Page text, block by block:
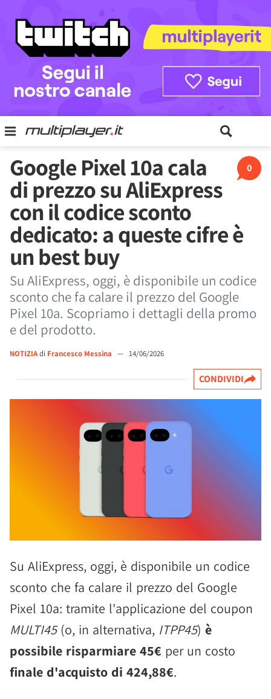
0
Google Pixel 10a cala
di prezzo su AliExpress
con il codice sconto
dedicato: a queste cifre è
un best buy
Su AliExpress, oggi, è disponibile un codice
sconto che fa calare il prezzo del Google
Pixel 10a. Scopriamo i dettagli della promo
e del prodotto.
NOTIZIAdi Francesco Messina — 14/06/2026
CONDIVIDI
Su AliExpress, oggi, è disponibile un codice
sconto che fa calare il prezzo del Google
Pixel 10a: tramite l'applicazione del coupon
MULTI45(o, in alternativa, ITPP45) è
possibile risparmiare 45€ per un costo
finale d'acquisto di 424,88€.